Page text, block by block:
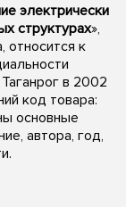
электрически
структурах»,
относится к
в 2002
код товара:
основные
автора, год,